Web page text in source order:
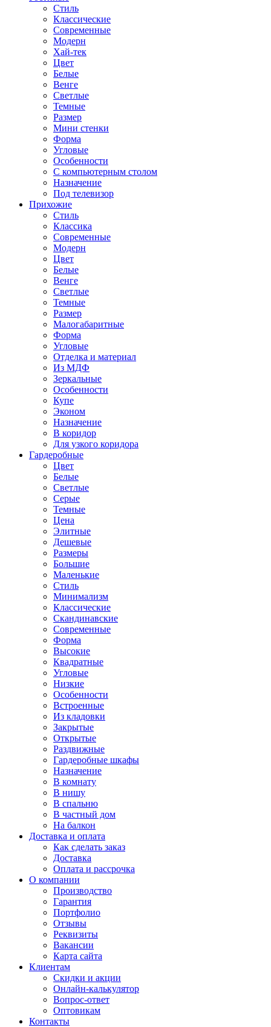
Стиль
Классические
Современные
Модерн
Хай-тек
Цвет
Белые
Венге
Светлые
Темные
Размер
Мини стенки
Форма
Угловые
Особенности
С компьютерным столом
Назначение
Под телевизор
Прихожие
Стиль
Классика
Современные
Модерн
Цвет
Белые
Венге
Светлые
Темные
Размер
Малогабаритные
Форма
Угловые
Отделка и материал
Из МДФ
Зеркальные
Особенности
Купе
Эконом
Назначение
В коридор
Для узкого коридора
Гардеробные
Цвет
Белые
Светлые
Серые
Темные
Цена
Элитные
Дешевые
Размеры
Большие
Маленькие
Стиль
Минимализм
Классические
Скандинавские
Современные
Форма
Высокие
Квадратные
Угловые
Низкие
Особенности
Встроенные
Из кладовки
Закрытые
Открытые
Раздвижные
Гардеробные шкафы
Назначение
В комнату
В нишу
В спальню
В частный дом
На балкон
Доставка и оплата
Как сделать заказ
Доставка
Оплата и рассрочка
О компании
Производство
Гарантия
Портфолио
Отзывы
Реквизиты
Вакансии
Карта сайта
Клиентам
Скидки и акции
Онлайн-калькулятор
Вопрос-ответ
Оптовикам
Контакты